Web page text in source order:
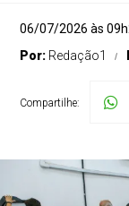
06/07/2026 às
Por: Redação1
Compartilhe: